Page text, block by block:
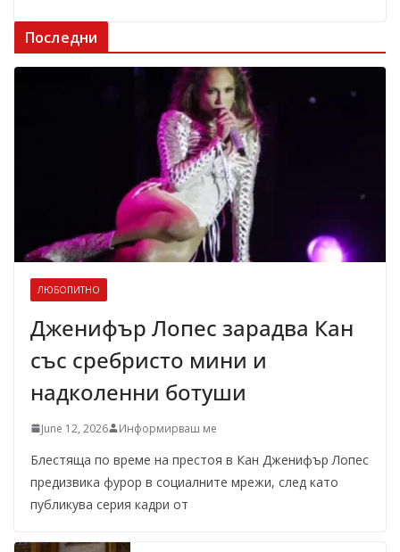
Последни
ЛЮБОПИТНО
Дженифър Лопес зарадва Кан
със сребристо мини и
надколенни ботуши
June 12, 2026 Информирваш ме
Блестяща по време на престоя в Кан Дженифър Лопес
предизвика фурор в социалните мрежи, след като
публикува серия кадри от